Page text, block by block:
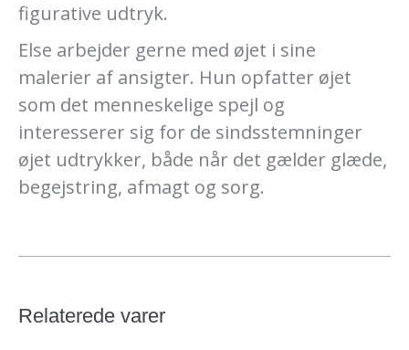
figurative udtryk.
Else arbejder gerne med øjet i sine
malerier af ansigter. Hun opfatter øjet
som det menneskelige spejl og
interesserer sig for de sindsstemninger
øjet udtrykker, både når det gælder glæde,
begejstring, afmagt og sorg.
Relaterede varer